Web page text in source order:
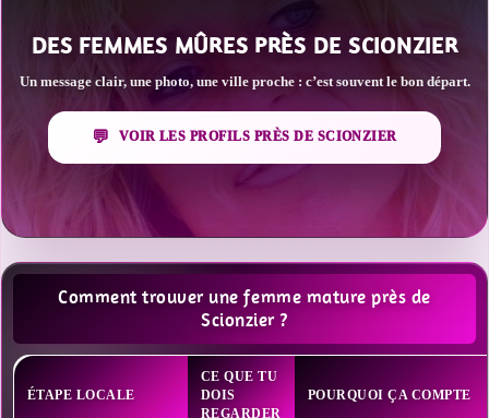
DES FEMMES MÛRES PRÈS DE SCIONZIER
Un message clair, une photo, une ville proche : c’est souvent le bon départ.
VOIR LES PROFILS PRÈS DE SCIONZIER
Comment trouver une femme mature près de
Scionzier ?
ÉTAPE LOCALE
CE QUE TU
DOIS
REGARDER
POURQUOI ÇA COMPTE